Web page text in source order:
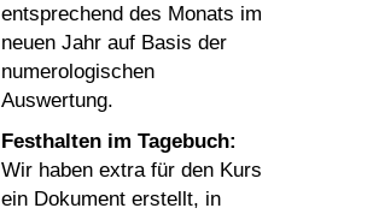
entsprechend des Monats im
neuen Jahr auf Basis der
numerologischen
Auswertung.
Festhalten im Tagebuch:
Wir haben extra für den Kurs
ein Dokument erstellt, in